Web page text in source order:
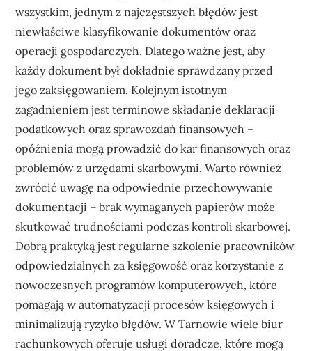
wszystkim, jednym z najczęstszych błędów jest
niewłaściwe klasyfikowanie dokumentów oraz
operacji gospodarczych. Dlatego ważne jest, aby
każdy dokument był dokładnie sprawdzany przed
jego zaksięgowaniem. Kolejnym istotnym
zagadnieniem jest terminowe składanie deklaracji
podatkowych oraz sprawozdań finansowych –
opóźnienia mogą prowadzić do kar finansowych oraz
problemów z urzędami skarbowymi. Warto również
zwrócić uwagę na odpowiednie przechowywanie
dokumentacji – brak wymaganych papierów może
skutkować trudnościami podczas kontroli skarbowej.
Dobrą praktyką jest regularne szkolenie pracowników
odpowiedzialnych za księgowość oraz korzystanie z
nowoczesnych programów komputerowych, które
pomagają w automatyzacji procesów księgowych i
minimalizują ryzyko błędów. W Tarnowie wiele biur
rachunkowych oferuje usługi doradcze, które mogą